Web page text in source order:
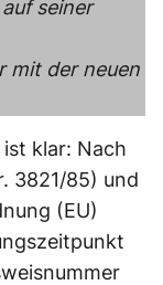
seiner
mit der neuen
ist klar: Nach
3821/85) und
(EU)